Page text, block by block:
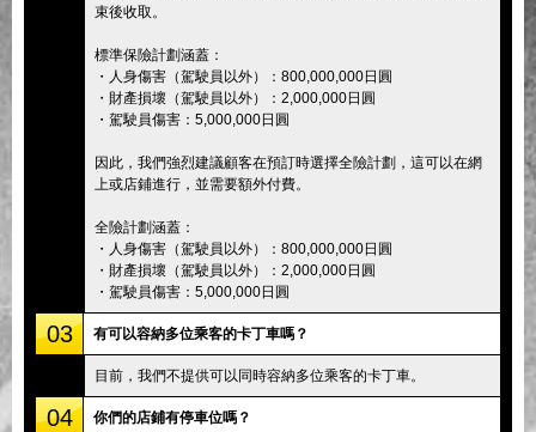
束後收取。
標準保險計劃涵蓋：
・人身傷害（駕駛員以外）：800,000,000日圓
・財產損壞（駕駛員以外）：2,000,000日圓
・駕駛員傷害：5,000,000日圓
因此，我們強烈建議顧客在預訂時選擇全險計劃，這可以在網
上或店鋪進行，並需要額外付費。
全險計劃涵蓋：
・人身傷害（駕駛員以外）：800,000,000日圓
・財產損壞（駕駛員以外）：2,000,000日圓
・駕駛員傷害：5,000,000日圓
03 有可以容納多位乘客的卡丁車嗎？
目前，我們不提供可以同時容納多位乘客的卡丁車。
04 你們的店鋪有停車位嗎？